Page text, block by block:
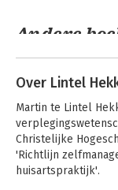
Fysiologie
Andere
Over Lintel
Martin te Lintel
Christelijke
'Richtlijn
huisartspraktijk'.